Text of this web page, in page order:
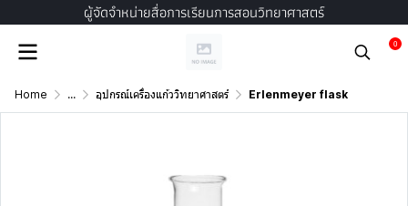
ผู้จัดจำหน่ายสื่อการเรียนการสอนวิทยาศาสตร์
0
Home ... อุปกรณ์เครื่องแก้ววิทยาศาสตร์ Erlenmeyer flask